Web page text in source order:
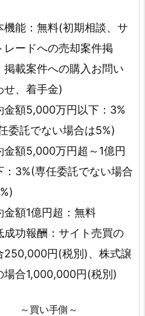
機能：無料(初期相談、サ
レードへの売却案件掲
掲載案件への購入お問い
せ、着手金)
金額5,000万円以下：3%
委託でない場合は5%)
金額5,000万円超～1億円
：3%(専任委託でない場合
金額1億円超：無料
成功報酬：サイト売買の
250,000円(税別)、株式譲
場合1,000,000円(税別)
～買い手側～